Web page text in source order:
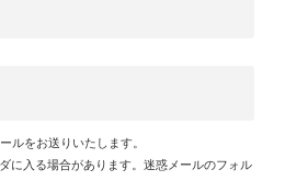
ルをお送りいたします。
に入る場合があります。迷惑メールのフォル